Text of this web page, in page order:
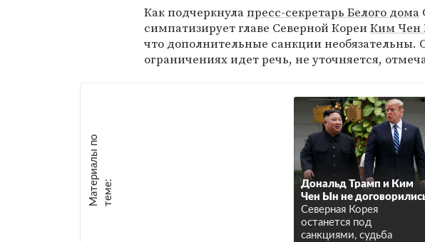
Как подчеркнулапресс-секретарь Белого дома
симпатизирует главе Северной КореиКим Чен
что дополнительные санкции необязательны.
ограничениях идет речь, не уточняется,
М
а
т е
р
и
а
л
ы
п
о
т
е
м
е :
Дональд Трамп и Ким
Чен Ын не
Северная Корея
останется под
санкциями, судьба